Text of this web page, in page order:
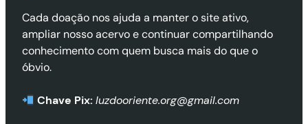
Cada doação nos ajuda a manter o site ativo,
ampliar nosso acervo e continuar compartilhando
conhecimento com quem busca mais do que o
óbvio.
Chave Pix: luzdooriente.org@gmail.com